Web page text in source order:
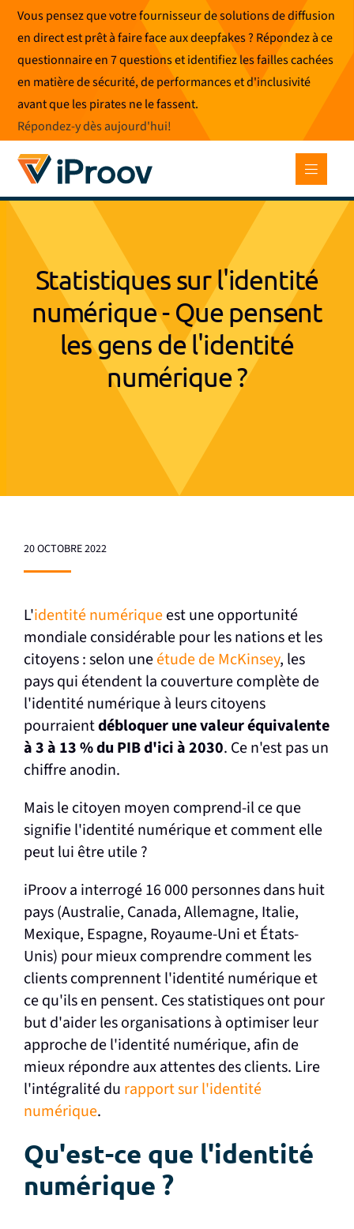
Skip
content
Vous pensez que votre fournisseur de solutions de diffusion
en direct est prêt à faire face aux deepfakes ? Répondez à ce
questionnaire en 7 questions et identifiez les failles cachées
en matière de sécurité, de performances et d'inclusivité
avant que les pirates ne le fassent.
Répondez-y dès aujourd'hui!
Statistiques sur l'identité
numérique - Que pensent
les gens de l'identité
numérique ?
20 OCTOBRE 2022
L'identité numériqueest une opportunité
mondiale considérable pour les nations et les
citoyens : selon uneétude de McKinsey, les
pays qui étendent la couverture complète de
l'identité numérique à leurs citoyens
pourraientdébloquer une valeur équivalente
à 3 à 13 % du PIB d'ici à 2030. Ce n'est pas un
chiffre anodin.
Mais le citoyen moyen comprend-il ce que
signifie l'identité numérique et comment elle
peut lui être utile ?
iProov a interrogé 16 000 personnes dans huit
pays (Australie, Canada, Allemagne, Italie,
Mexique, Espagne, Royaume-Uni et États-
Unis) pour mieux comprendre comment les
clients comprennent l'identité numérique et
ce qu'ils en pensent. Ces statistiques ont pour
but d'aider les organisations à optimiser leur
approche de l'identité numérique, afin de
mieux répondre aux attentes des clients. Lire
l'intégralité du rapport sur l'identité
numérique.
Qu'est-ce que l'identité
numérique ?